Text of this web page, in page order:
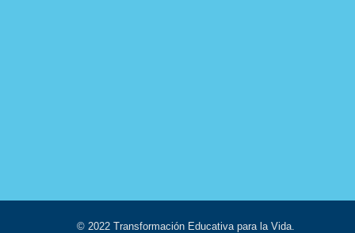
© 2022 Transformación Educativa para la Vida.